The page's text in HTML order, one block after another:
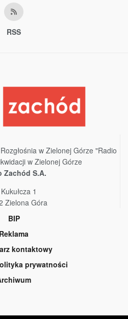
RSS
w Zielonej Górze "Radio
w Zielonej Górze
Zachód S.A.
1
Zielona Góra
BIP
Reklama
kontaktowy
prywatności